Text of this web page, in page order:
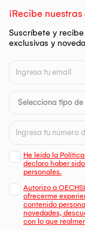
¡Recibe
Suscríbete y
exclusivas y
He leído la
declaro haber
personales.
Autorizo a
ofrecerme
contenido
novedades,
con lo que